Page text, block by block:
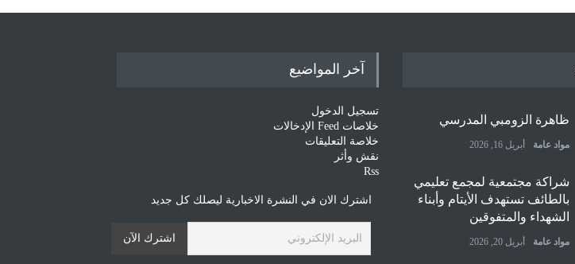
ظاهرة الزومبي المدرسي
مواد عامة أبريل 16, 2026
شراكة مجتمعية لمجمع تعليمي
بالطائف تستهدف الأيتام وأبناء
الشهداء والمتفوقين
مواد عامة أبريل 20, 2026
آخر المواضيع
تسجيل الدخول
خلاصات Feed الإدخالات
خلاصة التعليقات
نقش وأثر
Rss
اشترك الان في النشرة الاخبارية ليصلك كل جديد